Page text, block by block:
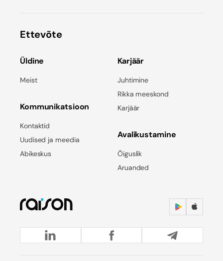
Ettevõte
Üldine
Meist
Kommunikatsioon
Kontaktid
Uudised ja meedia
Abikeskus
Karjäär
Juhtimine
Rikka meeskond
Karjäär
Avalikustamine
Õiguslik
Aruanded